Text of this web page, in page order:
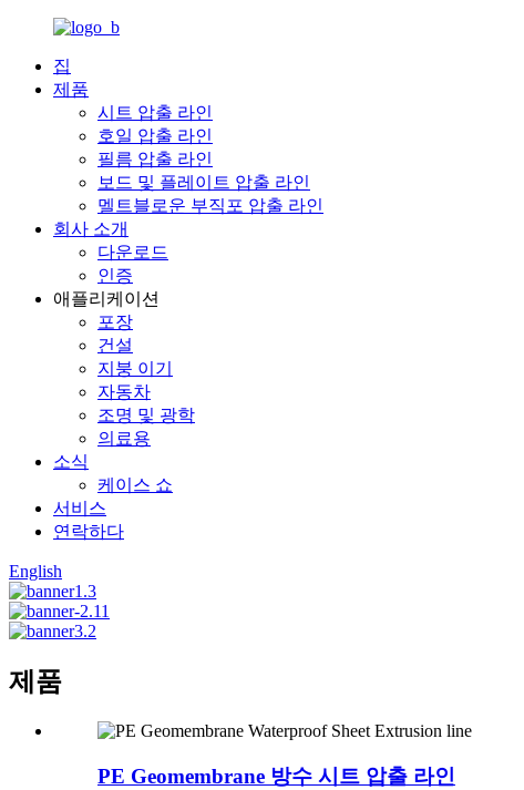
집
제품
시트 압출 라인
호일 압출 라인
필름 압출 라인
보드 및 플레이트 압출 라인
멜트블로운 부직포 압출 라인
회사 소개
다운로드
인증
애플리케이션
포장
건설
지붕 이기
자동차
조명 및 광학
의료용
소식
케이스 쇼
서비스
연락하다
English
제품
PE Geomembrane 방수 시트 압출 라인